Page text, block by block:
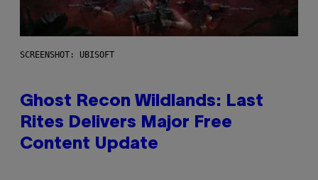
SCREENSHOT: UBISOFT
Ghost Recon Wildlands: Last
Rites Delivers Major Free
Content Update